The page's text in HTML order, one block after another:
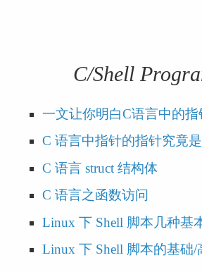
C/Shell
一文让你明白C语言中的指
C 语言中指针的指针究竟
C 语言 struct 结构体
C 语言之函数访问
Linux 下 Shell 脚本几种基
Linux 下 Shell 脚本的基础/